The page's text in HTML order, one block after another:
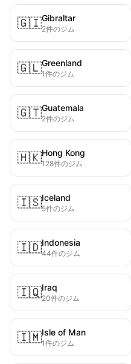
🇬🇮Gibraltar
2件のジム
🇬🇱Greenland
1件のジム
🇬🇹Guatemala
2件のジム
🇭🇰Hong Kong
128件のジム
🇮🇸Iceland
5件のジム
🇮🇩Indonesia
44件のジム
🇮🇶Iraq
20件のジム
🇮🇲Isle of Man
1件のジム